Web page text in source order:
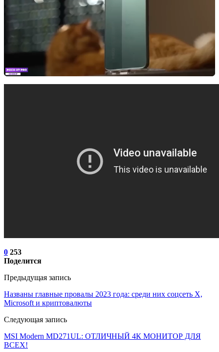
0 253
Поделится
Предыдущая запись
Названы главные провалы 2023 года: среди них соцсеть Х,
Microsoft и криптовалюты
Следующая запись
MSI Modern MD271UL: ОТЛИЧНЫЙ 4К МОНИТОР ДЛЯ
ВСЕХ!